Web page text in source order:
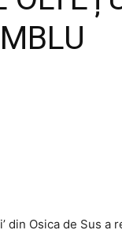
din Osica de Sus